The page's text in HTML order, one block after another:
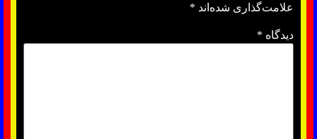
علامت‌گذاری شده‌اند *
دیدگاه *